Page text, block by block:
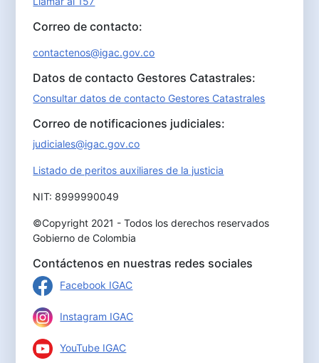
Correo de contacto:
contactenos@igac.gov.co
Datos de contacto Gestores Catastrales:
Consultar datos de contacto Gestores Catastrales
Correo de notificaciones judiciales:
judiciales@igac.gov.co
Listado de peritos auxiliares de la justicia
NIT: 8999990049
©Copyright 2021 - Todos los derechos reservados
Gobierno de Colombia
Contáctenos en nuestras redes sociales
Facebook IGAC
Instagram IGAC
YouTube IGAC